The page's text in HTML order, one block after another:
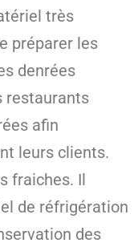
très
préparer les
denrées
restaurants
afin
leurs clients.
fraiches. Il
de réfrigération
des